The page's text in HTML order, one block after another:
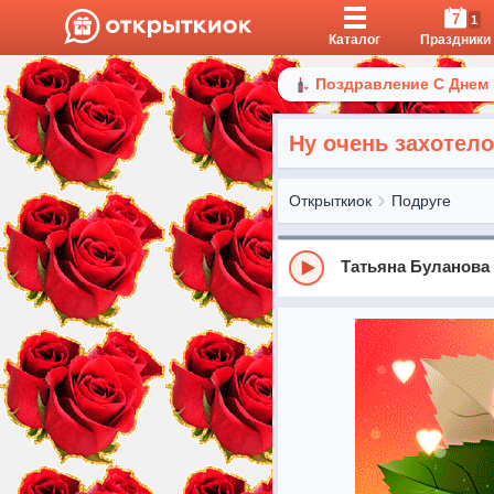
Каталог
7 1
Праздники
Поздравление С
Ну очень
Открыткиок Подруге
Татьяна